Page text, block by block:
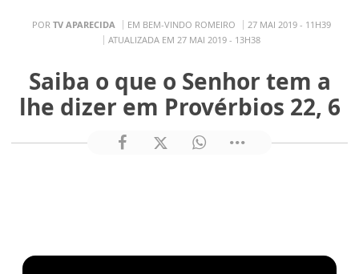
POR TV APARECIDA EM BEM-VINDO ROMEIRO
27 MAI 2019 - 11H39
ATUALIZADA EM 27 MAI 2019 - 13H38
Saiba o que o Senhor tem a
lhe dizer em Provérbios 22, 6